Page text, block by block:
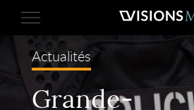
Actualités
Grande-